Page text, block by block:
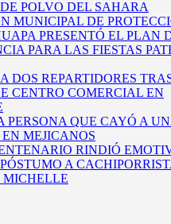
POLVO DEL SAHARA
MUNICIPAL DE
PRESENTÓ EL PLAN
PARA LAS FIESTAS
DOS REPARTIDORES
CENTRO COMERCIAL EN
PERSONA QUE CAYÓ A
MEJICANOS
RINDIÓ
A
MICHELLE